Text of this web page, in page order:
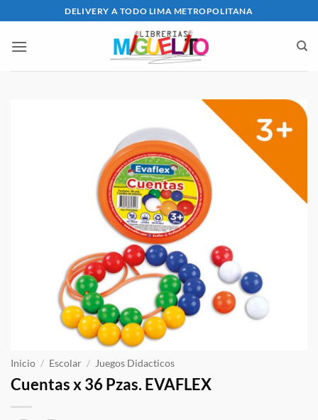
al
contenido
DELIVERY A TODO LIMA METROPOLITANA
Inicio / Escolar / Juegos Didacticos
Cuentas x 36 Pzas. EVAFLEX